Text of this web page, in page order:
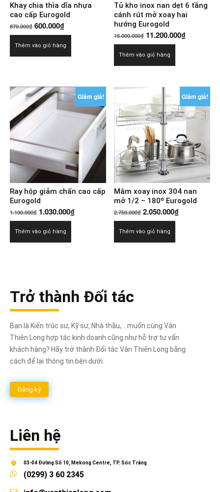
Khay chia thìa dĩa nhựa
cao cấp Eurogold
870.000₫ Giá
gốc
là:
600.000₫Giá
hiện
tại
Thêm vào giỏ hàng
Tủ kho inox nan dẹt 6 tầng
cánh rút mở xoay hai
hướng Eurogold
15.000.000₫ Giá
gốc
là:
11.200.000₫Giá
Thêm vào giỏ hàng
Giảm giá!
Ray hộp giảm chấn cao cấp
Eurogold
1.100.000₫ Giá
gốc
là:
1.100.000₫.
1.030.000₫Giá
Thêm vào giỏ hàng
Giảm giá!
Mâm xoay inox 304 nan
mở 1/2 – 180º Eurogold
2.750.000₫ Giá
gốc
là:
2.750.000₫.
2.050.000₫Giá
Thêm vào giỏ hàng
Trở thành Đối tác
Bạn là Kiến trúc sư, Kỹ sư, Nhà thầu,... muốn cùng Vân
Thiên Long hợp tác kinh doanh cũng như hỗ trợ tư vấn
khách hàng? Hãy trở thành Đối tác Vân Thiên Long bằng
cách để lại thông tin bên dưới.
Đăng ký
Liên hệ
03-04 Đường Số 10, Mekong Centre, TP. Sóc Trăng
(0299) 3 60 2345